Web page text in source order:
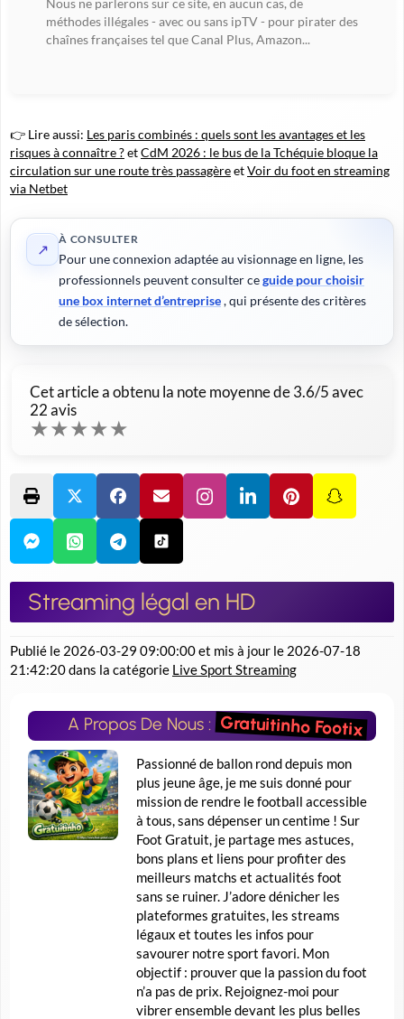
Nous ne parlerons sur ce site, en aucun cas, de
méthodes illégales - avec ou sans ipTV - pour pirater des
chaînes françaises tel que Canal Plus, Amazon...
👉 Lire aussi: Les paris combinés : quels sont les avantages et les
risques à connaître ?etCdM 2026 : le bus de la Tchéquie bloque la
circulation sur une route très passagèreetVoir du foot en streaming
via Netbet
↗
À CONSULTER
Pour une connexion adaptée au visionnage en ligne, les
professionnels peuvent consulter ceguide pour choisir
une box internet d’entreprise, qui présente des critères
de sélection.
Cet article a obtenu la note moyenne de3.6/5 avec
22avis
★★★★★
Streaming légal en HD
Publié le 2026-03-29 09:00:00et mis à jour le 2026-07-18
21:42:20dans la catégorie Live Sport Streaming
A Propos De Nous :Gratuitinho Footix
Passionné de ballon rond depuis mon
plus jeune âge, je me suis donné pour
mission de rendre le football accessible
à tous, sans dépenser un centime ! Sur
Foot Gratuit, je partage mes astuces,
bons plans et liens pour profiter des
meilleurs matchs et actualités foot
sans se ruiner. J’adore dénicher les
plateformes gratuites, les streams
légaux et toutes les infos pour
savourer notre sport favori. Mon
objectif : prouver que la passion du foot
n’a pas de prix. Rejoignez-moi pour
vibrer ensemble devant les plus belles